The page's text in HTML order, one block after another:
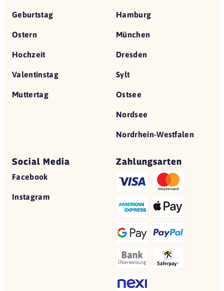
Geburtstag
Ostern
Hochzeit
Valentinstag
Muttertag
Hamburg
München
Dresden
Sylt
Ostsee
Nordsee
Nordrhein-Westfalen
Social Media
Facebook
Instagram
Zahlungsarten